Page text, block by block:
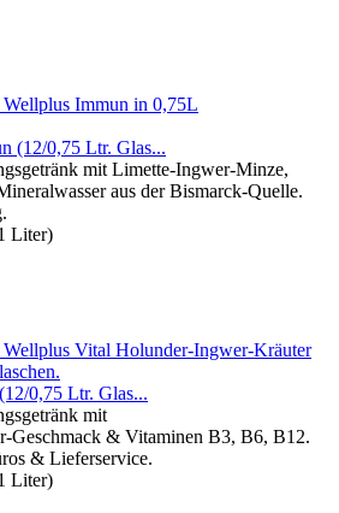
(12/0,75 Ltr. Glas...
mit Limette‑Ingwer‑Minze,
aus der Bismarck‑Quelle.
Liter)
0,75 Ltr. Glas...
mit
& Vitaminen B3, B6, B12.
& Lieferservice.
Liter)